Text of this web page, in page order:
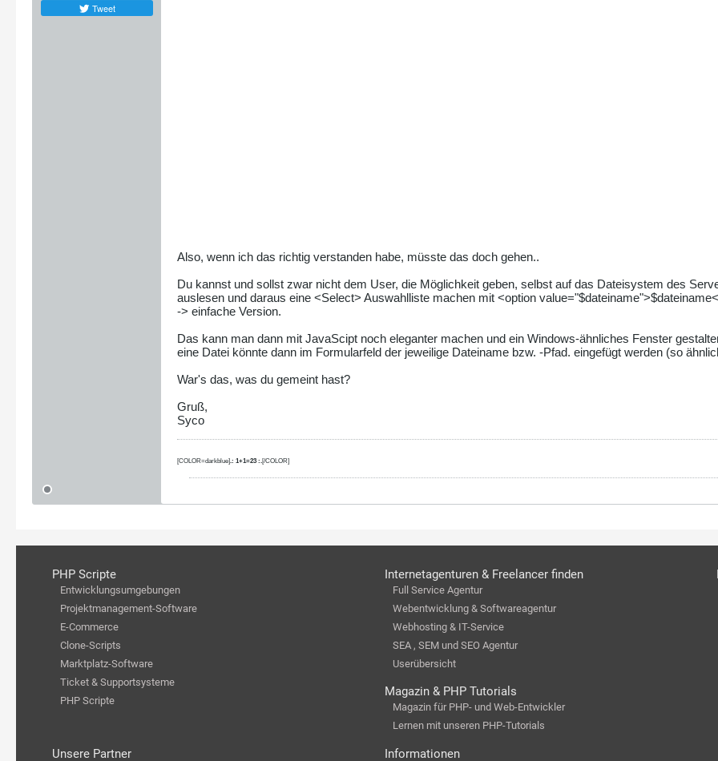
Tweet
Also, wenn ich das richtig verstanden habe, müsste das doch gehen..
Du kannst und sollst zwar nicht dem User, die Möglichkeit geben, selbst auf das Dateisystem des
auslesen und daraus eine <Select> Auswahlliste machen mit <option
-> einfache Version.
Das kann man dann mit JavaScipt noch eleganter machen und ein Windows-ähnliches Fenster
eine Datei könnte dann im Formularfeld der jeweilige Dateiname bzw. -Pfad. eingefügt werden (so
War's das, was du gemeint hast?
Gruß,
Syco
[COLOR=darkblue].: 1+1=23 :.[/COLOR]
PHP Scripte
Entwicklungsumgebungen
Projektmanagement-Software
E-Commerce
Clone-Scripts
Marktplatz-Software
Ticket & Supportsysteme
PHP Scripte
Internetagenturen & Freelancer finden
Full Service Agentur
Webentwicklung & Softwareagentur
Webhosting & IT-Service
SEA , SEM und SEO Agentur
Userübersicht
Magazin & PHP Tutorials
Magazin für PHP- und Web-Entwickler
Lernen mit unseren PHP-Tutorials
Unsere Partner Informationen